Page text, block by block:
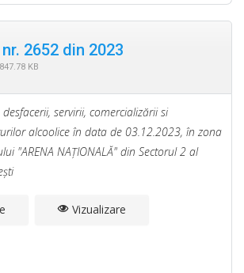
2652 din 2023
847.78 KB
servirii, comercializării si
alcoolice în data de 03.12.2023, în zona
"ARENA NAŢIONALĂ" din Sectorul 2 al
Vizualizare